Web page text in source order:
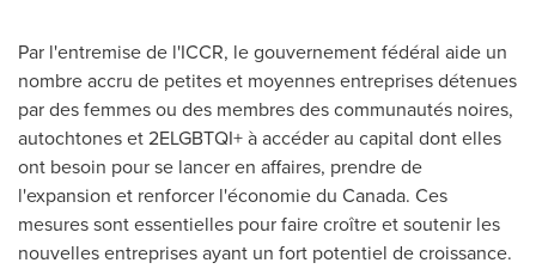
Par l'entremise de l'ICCR, le gouvernement fédéral aide un
nombre accru de petites et moyennes entreprises détenues
par des femmes ou des membres des communautés noires,
autochtones et 2ELGBTQI+ à accéder au capital dont elles
ont besoin pour se lancer en affaires, prendre de
l'expansion et renforcer l'économie du Canada. Ces
mesures sont essentielles pour faire croître et soutenir les
nouvelles entreprises ayant un fort potentiel de croissance.